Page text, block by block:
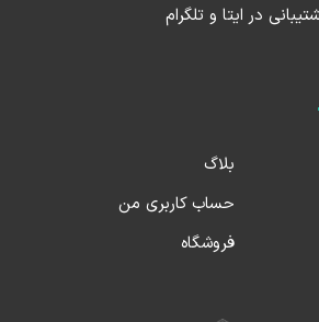
بلاگ
حساب کاربری من
فروشگاه